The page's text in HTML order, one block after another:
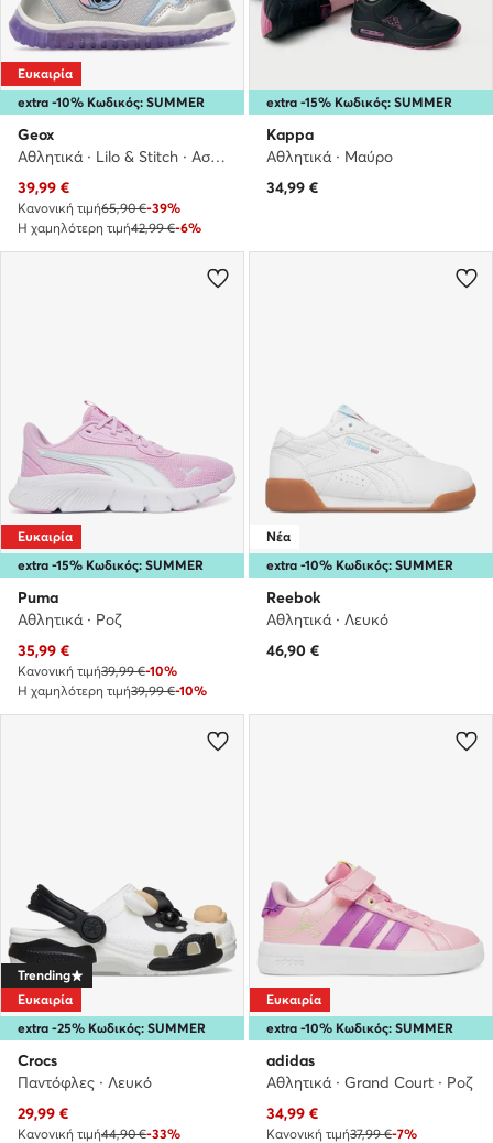
extra -10% Κωδικός: SUMMER
Ευκαιρία
Geox
Αθλητικά · Lilo & Stitch · Ασημί
Τρέχουσα τιμή
39,99 €
Κανονική τιμή65,90 €-39%
Η χαμηλότερη τιμή42,99 €-6%
extra -15% Κωδικός: SUMMER
Kappa
Αθλητικά · Μαύρο
34,99 €
extra -15% Κωδικός: SUMMER
Ευκαιρία
Puma
Αθλητικά · Ροζ
Τρέχουσα τιμή
35,99 €
Κανονική τιμή39,99 €-10%
Η χαμηλότερη τιμή39,99 €-10%
extra -10% Κωδικός: SUMMER
Νέα
Reebok
Αθλητικά · Λευκό
46,90 €
extra -25% Κωδικός: SUMMER
Trending
Ευκαιρία
Crocs
Παντόφλες · Λευκό
Τρέχουσα τιμή
29,99 €
Κανονική τιμή44,90 €-33%
extra -10% Κωδικός: SUMMER
Ευκαιρία
adidas
Αθλητικά · Grand Court · Ροζ
Τρέχουσα τιμή
34,99 €
Κανονική τιμή37,99 €-7%